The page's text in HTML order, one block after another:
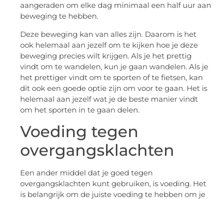
aangeraden om elke dag minimaal een half uur aan
beweging te hebben.
Deze beweging kan van alles zijn. Daarom is het
ook helemaal aan jezelf om te kijken hoe je deze
beweging precies wilt krijgen. Als je het prettig
vindt om te wandelen, kun je gaan wandelen. Als je
het prettiger vindt om te sporten of te fietsen, kan
dit ook een goede optie zijn om voor te gaan. Het is
helemaal aan jezelf wat je de beste manier vindt
om het sporten in te gaan delen.
Voeding tegen
overgangsklachten
Een ander middel dat je goed tegen
overgangsklachten kunt gebruiken, is voeding. Het
is belangrijk om de juiste voeding te hebben om je